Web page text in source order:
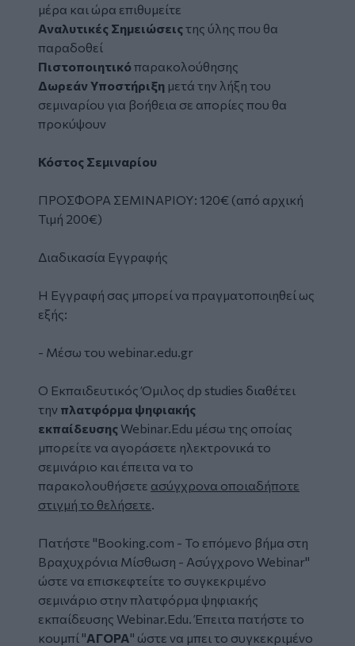
μέρα και ώρα επιθυμείτε
Αναλυτικές Σημειώσειςτης ύλης που θα
παραδοθεί
Πιστοποιητικόπαρακολούθησης
Δωρεάν Υποστήριξη μετά την λήξη του
σεμιναρίου για βοήθεια σε απορίες που θα
προκύψουν
Κόστος Σεμιναρίου
ΠΡΟΣΦΟΡΑ ΣΕΜΙΝΑΡΙΟΥ: 120€ (από αρχική
Τιμή 200€)
Διαδικασία Εγγραφής
H Εγγραφή σας μπορεί να πραγματοποιηθεί ως
εξής:
- Μέσω του webinar.edu.gr
Ο Εκπαιδευτικός Όμιλος dp studies διαθέτει
την πλατφόρμα ψηφιακής
εκπαίδευσηςWebinar.Edu μέσω της οποίας
μπορείτε να αγοράσετε ηλεκτρονικά το
σεμινάριο και έπειτα να το
παρακολουθήσετε ασύγχρονα οποιαδήποτε
στιγμή το θελήσετε.
Πατήστε "Booking.com - Το επόμενο βήμα στη
Βραχυχρόνια Μίσθωση - Ασύγχρονο Webinar"
ώστε να επισκεφτείτε το συγκεκριμένο
σεμινάριο στην πλατφόρμα ψηφιακής
εκπαίδευσης Webinar.Edu. Έπειτα πατήστε το
κουμπί "ΑΓΟΡΑ" ώστε να μπει το συγκεκριμένο